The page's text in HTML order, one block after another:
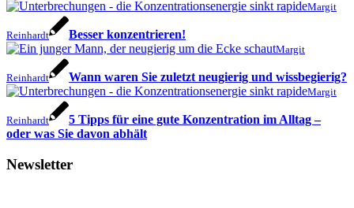
Margit
Reinhardt Besser konzentrieren!
Margit
Reinhardt Wann waren Sie zuletzt neugierig und wissbegierig?
Margit
Reinhardt
5 Tipps für eine gute Konzentration im Alltag –
oder was Sie davon abhält
Newsletter